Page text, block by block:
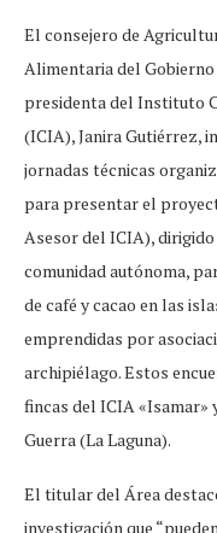
El consejero de
Alimentaria del Gobierno
presidenta del Instituto
(ICIA), Janira Gutiérrez,
jornadas técnicas
para presentar el
Asesor del ICIA),
comunidad autónoma,
de café y cacao en las
emprendidas por
archipiélago. Estos
fincas del ICIA «Isamar»
Guerra (La Laguna).
El titular del Área
investigación que